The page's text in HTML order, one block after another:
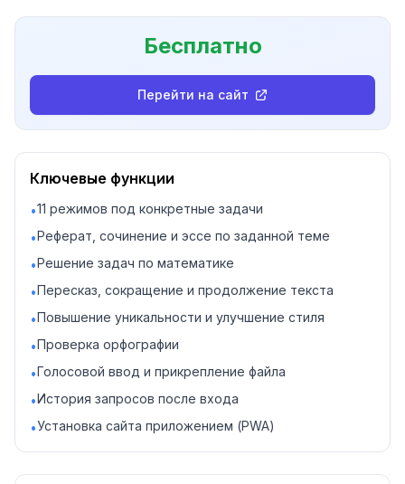
Бесплатно
Перейти на сайт
Ключевые функции
•11 режимов под конкретные задачи
•Реферат, сочинение и эссе по заданной теме
•Решение задач по математике
•Пересказ, сокращение и продолжение текста
•Повышение уникальности и улучшение стиля
•Проверка орфографии
•Голосовой ввод и прикрепление файла
•История запросов после входа
•Установка сайта приложением (PWA)